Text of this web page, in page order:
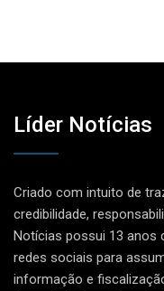
Líder Notícias
Criado com intuito de
credibilidade,
Notícias possui 13 anos
redes sociais para
informação e